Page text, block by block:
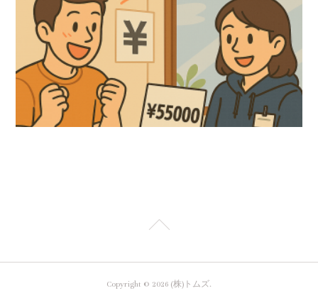
Copyright © 2026 (株)トムズ.